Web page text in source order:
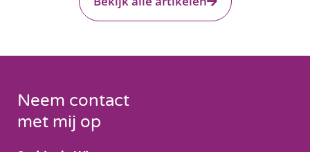
Neem contact
met mij op